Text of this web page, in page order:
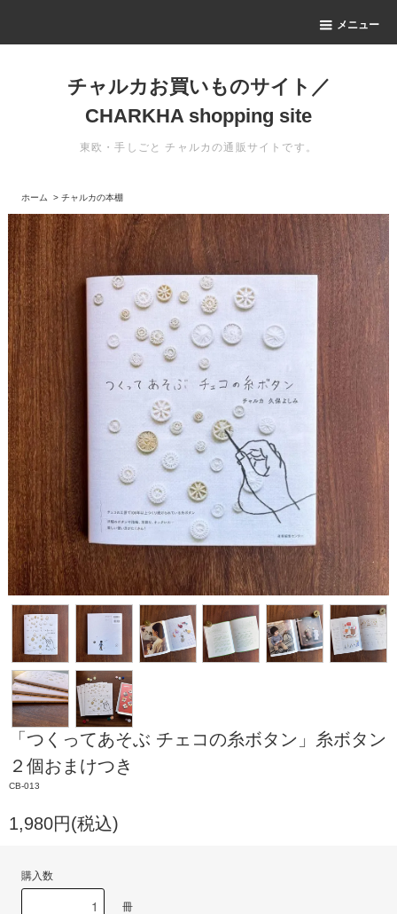
メニュー
チャルカお買いものサイト／
CHARKHA shopping site
東欧・手しごと チャルカの通販サイトです。
ホーム >チャルカの本棚
「つくってあそぶ チェコの糸ボタン」糸ボタン
２個おまけつき
CB-013
1,980円(税込)
購入数
冊